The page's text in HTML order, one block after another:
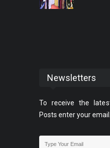
Newsletters
To receive the
Posts enter your email.